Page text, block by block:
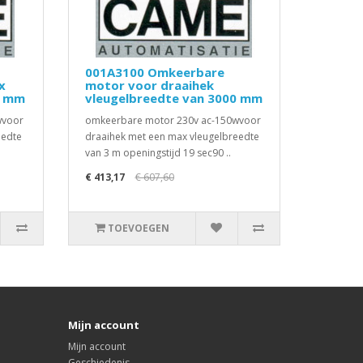
001A3100 Omkeerbare
motor voor draaihek
vleugelbreedte van 3000 mm
omkeerbare motor 230v ac-150wvoor
draaihek met een max vleugelbreedte
van 3 m openingstijd 19 sec90 ..
€ 413,17
€ 607,60
TOEVOEGEN
Mijn account
Mijn account